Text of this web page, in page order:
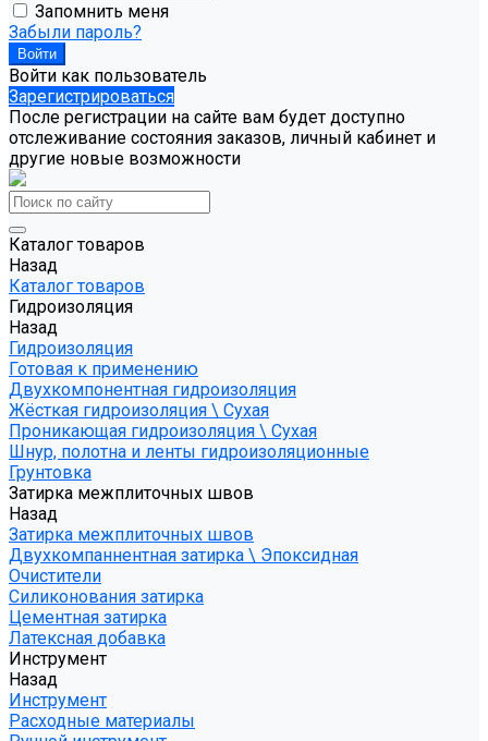
Запомнить меня
Забыли пароль?
Войти как пользователь
Зарегистрироваться
После регистрации на сайте вам будет доступно
отслеживание состояния заказов, личный кабинет и
другие новые возможности
Каталог товаров
Назад
Каталог товаров
Гидроизоляция
Назад
Гидроизоляция
Готовая к применению
Двухкомпонентная гидроизоляция
Жёсткая гидроизоляция \ Сухая
Проникающая гидроизоляция \ Сухая
Шнур, полотна и ленты гидроизоляционные
Грунтовка
Затирка межплиточных швов
Назад
Затирка межплиточных швов
Двухкомпаннентная затирка \ Эпоксидная
Очистители
Силиконования затирка
Цементная затирка
Латексная добавка
Инструмент
Назад
Инструмент
Расходные материалы